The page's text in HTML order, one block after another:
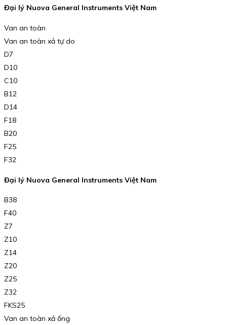
Đại lý Nuova General Instruments Việt Nam
Van an toàn
Van an toàn xả tự do
D7
D10
C10
B12
D14
F18
B20
F25
F32
Đại lý Nuova General Instruments Việt Nam
B38
F40
Z7
Z10
Z14
Z20
Z25
Z32
FKS25
Van an toàn xả ống